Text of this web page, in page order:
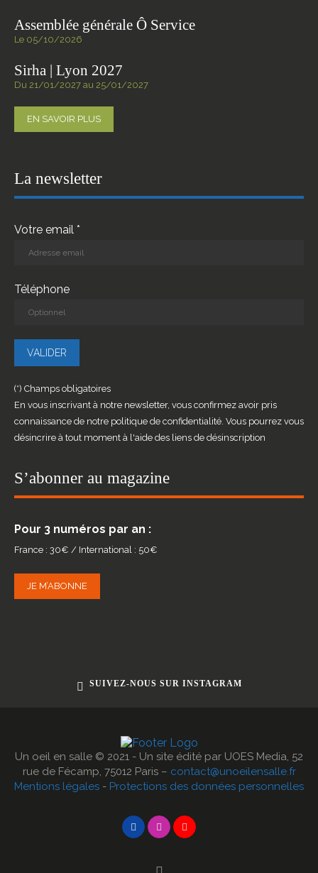
Assemblée générale Ô Service
Le 05/10/2026
Sirha | Lyon 2027
Du 21/01/2027 au 25/01/2027
EN SAVOIR PLUS
La newsletter
Votre email *
Téléphone
(*) Champs obligatoires
En vous inscrivant à notre newsletter, vous confirmez avoir pris
connaissance de notre politique de confidentialité. Vous pourrez vous
désincrire à tout moment à l'aide des liens de désinscription
S’abonner au magazine
Pour 3 numéros par an :
France : 30€ / International : 50€
JE M’ABONNE
SUIVEZ-NOUS SUR INSTAGRAM
Un oeil en salle © 2021 - Un site édité par UOES Media, 52
rue de Fécamp, 75012 Paris – contact@unoeilensalle.fr
Mentions légales - Protections des données personnelles